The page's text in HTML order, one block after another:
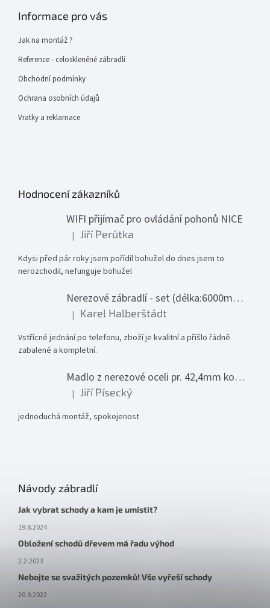
Informace pro vás
Jak na montáž ?
Reference - celoskleněné zábradlí
Obchodní podmínky
Ochrana osobních údajů
Vratky a reklamace
Hodnocení zákazníků
WIFI přijímač pro ovládání pohonů NICE
Hodnocení produktu je 1 z 5 hvězdiček.
| Jiří Perůtka
Kdysi před pár roky jsem pořídil bohužel do dnes jsem to
nerozchodil, nefunguje bohužel
Nerezové zábradlí - set (délka:6000mm x výška:1000mm)
Hodnocení produktu je 5 z 5 hvězdiček.
| Karel Halberštádt
Vstřícné jednání po telefonu, zboží je kvalitní a přišlo řádně
zabalené a kompletní.
Madlo z nerezové oceli pr. 42,4mm komplet - model 0116 - 3000mm
Hodnocení produktu je 5 z 5 hvězdiček.
| Jiří Písecký
jednoduchá montáž, spokojenost
Návody zábradlí
Jak vybrat schody a kam je umístit?
19.8.2024
Obložení schodů dřevem má řadu výhod
2.2.2023
Nebojte se svažitých pozemků! Vše vyřeší schody
20.9.2022